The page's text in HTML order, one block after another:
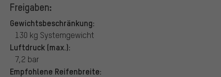
Freigaben:
Gewichtsbeschränkung:
130 kg Systemgewicht
Luftdruck (max.):
7,2 bar
Empfohlene Reifenbreite: